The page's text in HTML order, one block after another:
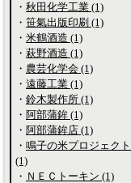
・ 秋田化学工業 (1)
・ 笹氣出版印刷 (1)
・ 米鶴酒造 (1)
・ 萩野酒造 (1)
・ 農芸化学会 (1)
・ 遠藤工業 (1)
・ 鈴木製作所 (1)
・ 阿部蒲鉾 (1)
・ 阿部蒲鉾店 (1)
・ 鳴子の米プロジェクト
(1)
・ ＮＥＣトーキン (1)